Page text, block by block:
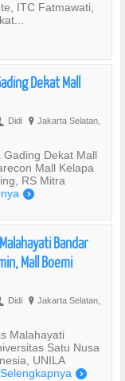
ITC Fatmawati,
Dekat Mall
Didi ? Jakarta Selatan,
Gading Dekat Mall
Mall Kelapa
RS Mitra
)
Bandar
Mall Boemi
Didi ? Jakarta Selatan,
Malahayati
Satu Nusa
UNILA
Selengkapnya )